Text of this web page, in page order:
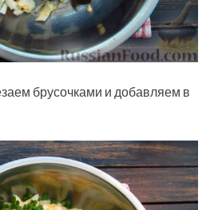
брусочками и добавляем в